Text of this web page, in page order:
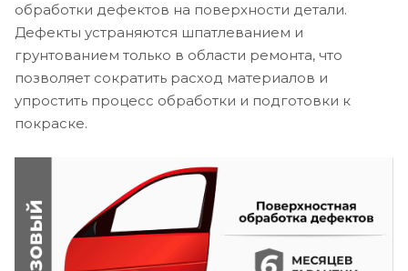
обработки дефектов на поверхности детали.
Дефекты устраняются шпатлеванием и
грунтованием только в области ремонта, что
позволяет сократить расход материалов и
упростить процесс обработки и подготовки к
покраске.